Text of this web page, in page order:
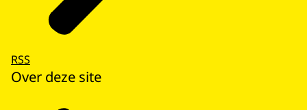
RSS
Over deze site